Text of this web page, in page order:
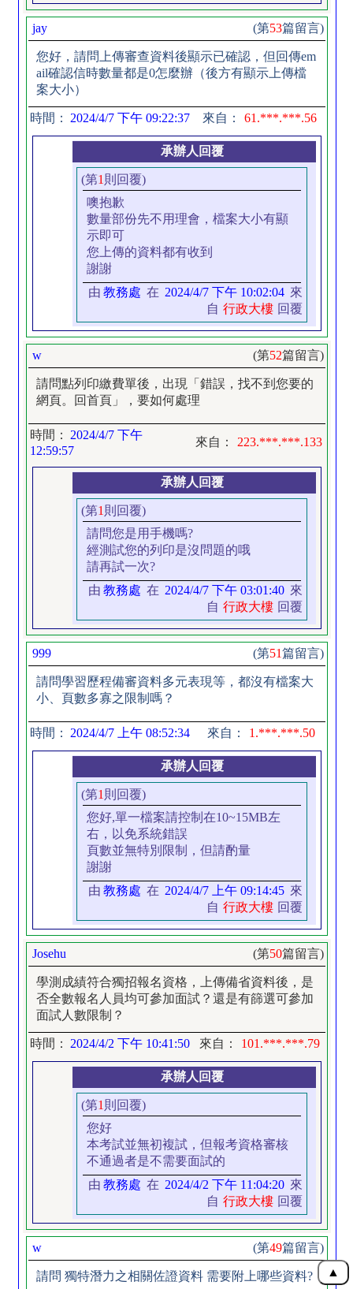
jay (第53篇留言)
您好，請問上傳審查資料後顯示已確認，但回傳em
ail確認信時數量都是0怎麼辦（後方有顯示上傳檔
案大小）
時間： 2024/4/7 下午 09:22:37 來自： 61.***.***.56
承辦人回覆
(第1 則回覆)
噢抱歉
數量部份先不用理會，檔案大小有顯
示即可
您上傳的資料都有收到
謝謝
由 教務處 在 2024/4/7 下午 10:02:04 來
自 行政大樓 回覆
w (第52篇留言)
請問點列印繳費單後，出現「錯誤，找不到您要的
網頁。回首頁」，要如何處理
時間：
2024/4/7 下午
12:59:57
來自： 223.***.***.133
承辦人回覆
(第1 則回覆)
請問您是用手機嗎?
經測試您的列印是沒問題的哦
請再試一次?
由 教務處 在 2024/4/7 下午 03:01:40 來
自 行政大樓 回覆
999 (第51篇留言)
請問學習歷程備審資料多元表現等，都沒有檔案大
小、頁數多寡之限制嗎？
時間： 2024/4/7 上午 08:52:34 來自： 1.***.***.50
承辦人回覆
(第1 則回覆)
您好,單一檔案請控制在10~15MB左
右，以免系統錯誤
頁數並無特別限制，但請酌量
謝謝
由 教務處 在 2024/4/7 上午 09:14:45 來
自 行政大樓 回覆
Josehu (第50篇留言)
學測成績符合獨招報名資格，上傳備省資料後，是
否全數報名人員均可參加面試？還是有篩選可參加
面試人數限制？
時間： 2024/4/2 下午 10:41:50 來自： 101.***.***.79
承辦人回覆
(第1 則回覆)
您好
本考試並無初複試，但報考資格審核
不通過者是不需要面試的
由 教務處 在 2024/4/2 下午 11:04:20 來
自 行政大樓 回覆
w (第49篇留言)
請問 獨特潛力之相關佐證資料 需要附上哪些資料?